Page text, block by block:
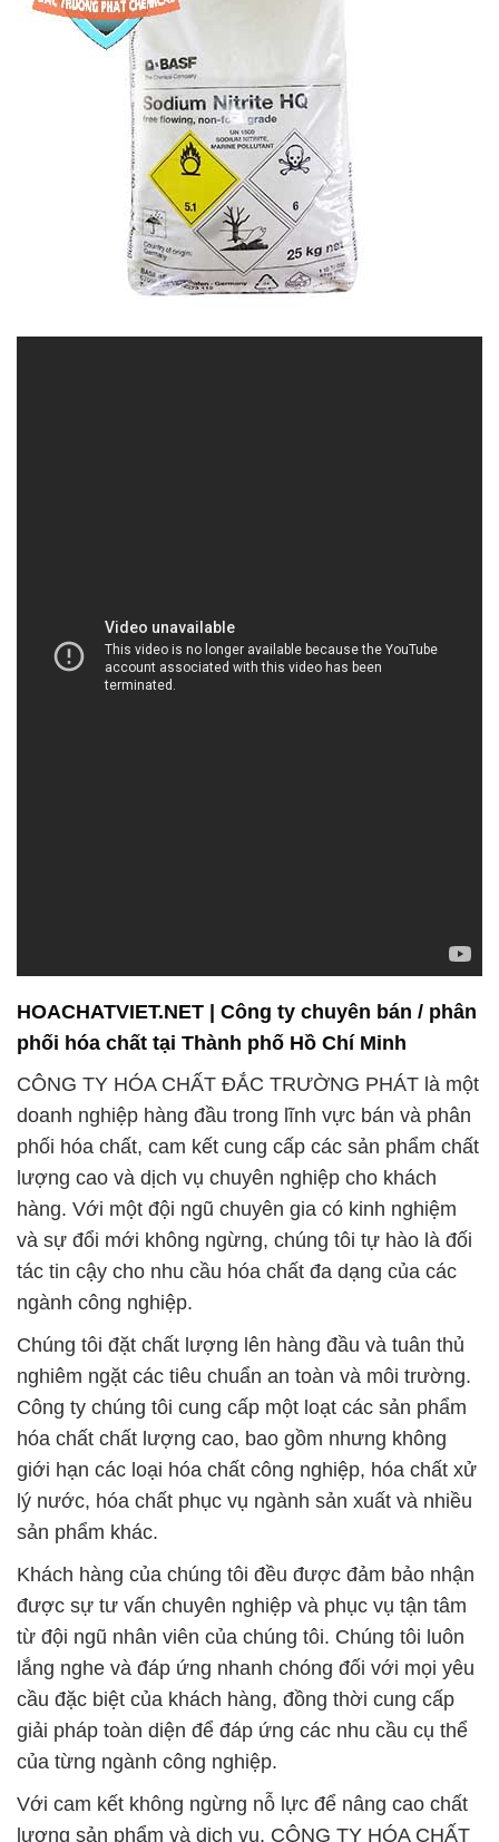
CÔNG TY HÓA CHẤT ĐẮC TRƯỜNG PHÁT là một
doanh nghiệp hàng đầu trong lĩnh vực bán và phân
phối hóa chất, cam kết cung cấp các sản phẩm chất
lượng cao và dịch vụ chuyên nghiệp cho khách
hàng. Với một đội ngũ chuyên gia có kinh nghiệm
và sự đổi mới không ngừng, chúng tôi tự hào là đối
tác tin cậy cho nhu cầu hóa chất đa dạng của các
ngành công nghiệp.
Chúng tôi đặt chất lượng lên hàng đầu và tuân thủ
nghiêm ngặt các tiêu chuẩn an toàn và môi trường.
Công ty chúng tôi cung cấp một loạt các sản phẩm
hóa chất chất lượng cao, bao gồm nhưng không
giới hạn các loại hóa chất công nghiệp, hóa chất xử
lý nước, hóa chất phục vụ ngành sản xuất và nhiều
sản phẩm khác.
Khách hàng của chúng tôi đều được đảm bảo nhận
được sự tư vấn chuyên nghiệp và phục vụ tận tâm
từ đội ngũ nhân viên của chúng tôi. Chúng tôi luôn
lắng nghe và đáp ứng nhanh chóng đối với mọi yêu
cầu đặc biệt của khách hàng, đồng thời cung cấp
giải pháp toàn diện để đáp ứng các nhu cầu cụ thể
của từng ngành công nghiệp.
Với cam kết không ngừng nỗ lực để nâng cao chất
lượng sản phẩm và dịch vụ, CÔNG TY HÓA CHẤT
ĐẮC TRƯỜNG PHÁT đã và đang đóng góp tích
cực vào sự phát triển bền vững của các doanh
nghiệp và ngành công nghiệp mà chúng tôi phục vụ.
Chúng tôi tự hào là đối tác đáng tin cậy, mang lại